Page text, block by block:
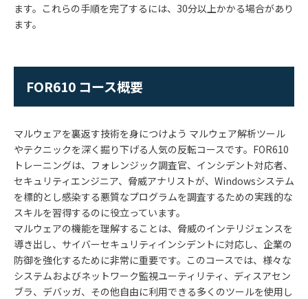
ます。これらの手順を完了するには、 30分以上かかる場合があり
ます。
FOR610 コース概要
マルウェアを裏返す技術を身につけよう マルウェア解析ツール
やテクニックを深く掘り下げる人気の反転コースです。FOR610
トレーニングは、フォレンジック調査官、インシデント対応者、
セキュリティエンジニア、脅威アナリストが、Windowsシステム
を標的とし感染する悪質なプログラムを調査するための実践的な
スキルを習得するのに役立っています。
マルウェアの機能を理解することは、脅威のインテリジェンスを
導き出し、サイバーセキュリティインシデントに対応し、企業の
防御を強化するために非常に重要です。このコースでは、様々な
システムおよびネットワーク監視ユーティリティ、ディスアセン
ブラ、デバッガ、その他自由に利用できる多くのツールを使用し